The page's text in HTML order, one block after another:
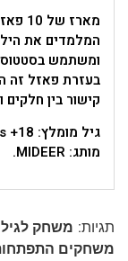
המלמדים את
ומשתמש
בעזרת פאזל זה
קישור בין חלקים
גיל מומלץ: 18+ months
מותג: MIDEER.
תגיות: משחק
משחקים